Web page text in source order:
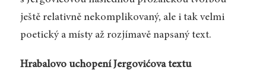
ještě relativně nekomplikovaný, ale i tak velmi
poetický a místy až rozjímavě napsaný text.
Hrabalovo uchopení Jergovićova textu